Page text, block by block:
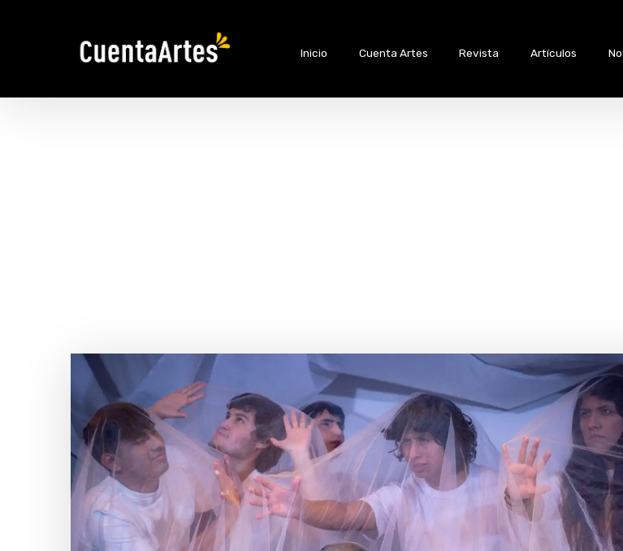
Inicio Cuenta Artes Revista Artículos